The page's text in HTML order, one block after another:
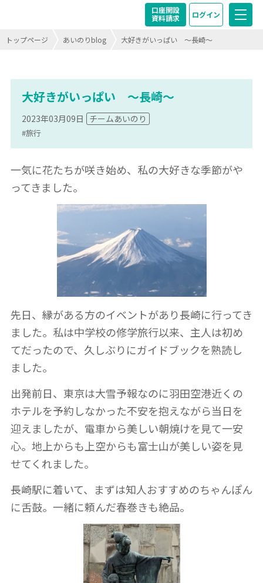
口座開設
資料請求
ログイン
トップページ あいのりblog 大好きがいっぱい ～長崎～
大好きがいっぱい ～長崎～
2023年03月09日 チームあいのり
#旅行
一気に花たちが咲き始め、私の大好きな季節がや
ってきました。
先日、縁がある方のイベントがあり長崎に行ってき
ました。私は中学校の修学旅行以来、主人は初め
てだったので、久しぶりにガイドブックを熟読し
ました。
出発前日、東京は大雪予報なのに羽田空港近くの
ホテルを予約しなかった不安を抱えながら当日を
迎えましたが、電車から美しい朝焼けを見て一安
心。地上からも上空からも富士山が美しい姿を見
せてくれました。
長崎駅に着いて、まずは知人おすすめのちゃんぽん
に舌鼓。一緒に頼んだ春巻きも絶品。